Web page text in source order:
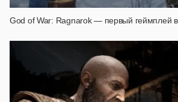
God of War: Ragnarok — первый геймплей